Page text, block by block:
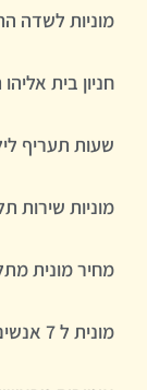
מוניות לשדה
חניון בית
שעות תעריף
מוניות שירות
מחיר מונית
מונית ל 7 אנשים לנתב ג